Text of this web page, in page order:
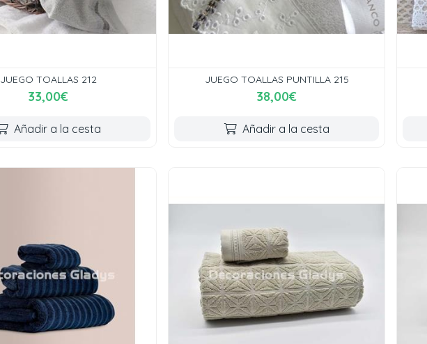
JUEGO TOALLAS 212
33,00€
Añadir a la cesta
JUEGO TOALLAS PUNTILLA 215
38,00€
Añadir a la cesta